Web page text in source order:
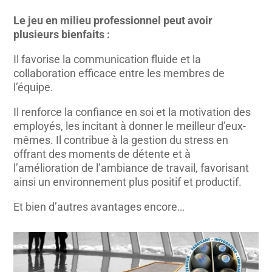
Le jeu en milieu professionnel peut avoir
plusieurs bienfaits :
Il favorise la communication fluide et la
collaboration efficace entre les membres de
l’équipe.
Il renforce la confiance en soi et la motivation des
employés, les incitant à donner le meilleur d’eux-
mêmes. Il contribue à la gestion du stress en
offrant des moments de détente et à
l’amélioration de l’ambiance de travail, favorisant
ainsi un environnement plus positif et productif.
Et bien d’autres avantages encore…